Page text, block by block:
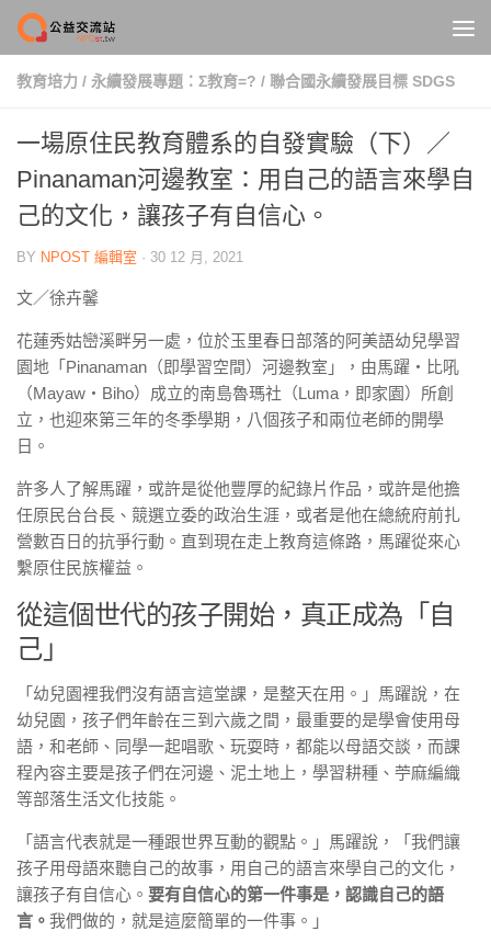
Skip to content
教育培力 / 永續發展專題：Σ教育=? / 聯合國永續發展目標 SDGS
一場原住民教育體系的自發實驗（下）／
Pinanaman河邊教室：用自己的語言來學自
己的文化，讓孩子有自信心。
BY NPOST 編輯室 · 30 12 月, 2021
文／徐卉馨
花蓮秀姑巒溪畔另一處，位於玉里春日部落的阿美語幼兒學習
園地「Pinanaman（即學習空間）河邊教室」，由馬躍・比吼
（Mayaw・Biho）成立的南島魯瑪社（Luma，即家園）所創
立，也迎來第三年的冬季學期，八個孩子和兩位老師的開學
日。
許多人了解馬躍，或許是從他豐厚的紀錄片作品，或許是他擔
任原民台台長、競選立委的政治生涯，或者是他在總統府前扎
營數百日的抗爭行動。直到現在走上教育這條路，馬躍從來心
繫原住民族權益。
從這個世代的孩子開始，真正成為「自
己」
「幼兒園裡我們沒有語言這堂課，是整天在用。」馬躍說，在
幼兒園，孩子們年齡在三到六歲之間，最重要的是學會使用母
語，和老師、同學一起唱歌、玩耍時，都能以母語交談，而課
程內容主要是孩子們在河邊、泥土地上，學習耕種、苧麻編織
等部落生活文化技能。
「語言代表就是一種跟世界互動的觀點。」馬躍說，「我們讓
孩子用母語來聽自己的故事，用自己的語言來學自己的文化，
讓孩子有自信心。 要有自信心的第一件事是，認識自己的語
言。 我們做的，就是這麼簡單的一件事。」